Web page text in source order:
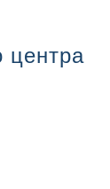
центра